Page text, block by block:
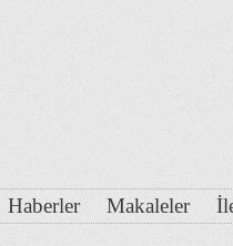
Haberler Makaleler